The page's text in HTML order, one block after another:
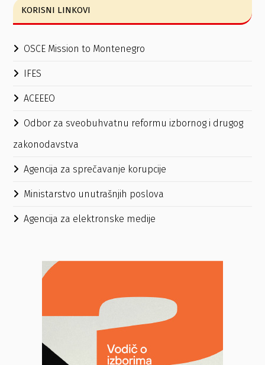
KORISNI LINKOVI
OSCE Mission to Montenegro
IFES
ACEEEO
Odbor za sveobuhvatnu reformu izbornog i drugog
zakonodavstva
Agencija za sprečavanje korupcije
Ministarstvo unutrašnjih poslova
Agencija za elektronske medije